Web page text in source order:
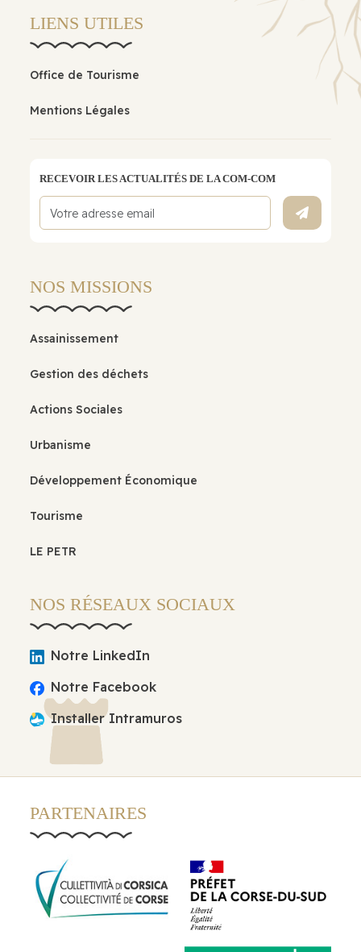
LIENS UTILES
Office de Tourisme
Mentions Légales
RECEVOIR LES ACTUALITÉS DE LA COM-COM
NOS MISSIONS
Assainissement
Gestion des déchets
Actions Sociales
Urbanisme
Développement Économique
Tourisme
LE PETR
NOS RÉSEAUX SOCIAUX
Notre LinkedIn
Notre Facebook
Installer Intramuros
PARTENAIRES